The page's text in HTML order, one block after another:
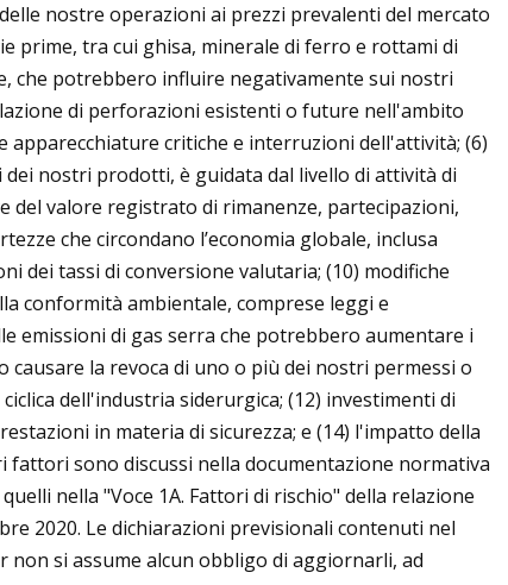
nostre operazioni ai prezzi prevalenti del mercato
prime, tra cui ghisa, minerale di ferro e rottami di
che potrebbero influire negativamente sui nostri
di perforazioni esistenti o future nell'ambito
critiche e interruzioni dell'attività; (6)
nostri prodotti, è guidata dal livello di attività di
del valore registrato di rimanenze, partecipazioni,
che circondano l’economia globale, inclusa
dei tassi di conversione valutaria; (10) modifiche
conformità ambientale, comprese leggi e
emissioni di gas serra che potrebbero aumentare i
la revoca di uno o più dei nostri permessi o
dell'industria siderurgica; (12) investimenti di
in materia di sicurezza; e (14) l'impatto della
fattori sono discussi nella documentazione normativa
nella "Voce 1A. Fattori di rischio" della relazione
2020. Le dichiarazioni previsionali contenuti nel
si assume alcun obbligo di aggiornarli, ad